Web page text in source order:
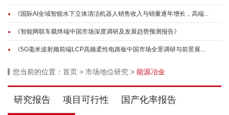
《国际AI全域智能水下立体清洁机器人销售收入与销量逐年增长，高端...
《智能网联车载终端中国市场深度调研及发展趋势预测报告》
《5G毫米波射频前端LCP高频柔性电路板中国市场全景调研与前景展...
您当前的位置： 首页 > 市场地位研究 > 能源冶金
研究报告 项目可行性 国产化率报告